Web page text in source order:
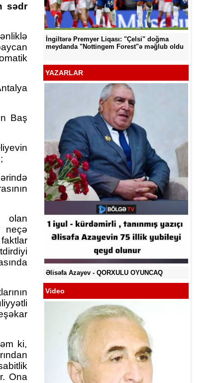
sədr
Baş
olan
neçə
ki,
Ona
İngiltərə Premyer Liqası: "Çelsi" doğma
meydanda "Nottingem Forest"ə məğlub oldu
YAZARLAR
Əlisəfa Azayev - QORXULU OYUNCAQ
Video